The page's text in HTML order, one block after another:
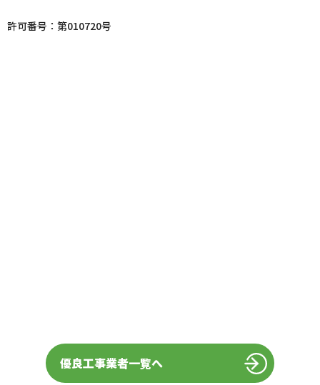
許可番号：第010720号
優良工事業者一覧へ